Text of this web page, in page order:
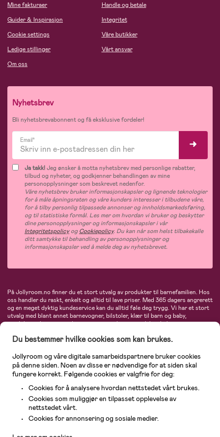
Mine fakturaer
Guider & Inspirasjon
Cookie settings
Ledige stillinger
Om oss
Handle og betale
Integritet
Våre butikker
Vårt ansvar
Nyhetsbrev
Bli nyhetsbrevabonnent og få eksklusive fordeler!
Email*
Ja takk!Jeg ønsker å motta nyhetsbrev med personlige rabatter,
tilbud og nyheter, og godkjenner behandlingen av mine
personopplysninger som beskrevet nedenfor.
Våre nyhetsbrev bruker informasjonskapsler og lignende teknologier
for å måle åpningsraten og våre kunders interesser i tilbudene våre,
for å tilby personlig tilpassede annonser og innholdsmarkedsføring,
og til statistiske formål. Les mer om hvordan vi bruker og beskytter
dine personopplysninger og informasjonskapsler i vår
IntegritetspolicyogCookiepolicy. Du kan når som helst tilbakekalle
ditt samtykke til behandling av personopplysninger og
informasjonskapsler ved å melde deg av nyhetsbrevet.
På Jollyroom.no finner du et stort utvalg av produkter til barnefamilien. Hos
oss handler du raskt, enkelt og alltid til lave priser. Med 365 dagers angrerett
og en meget dyktig kundeservice kan du alltid føle deg trygg. Vi har et stort
utvalg med blant annet barnevogner, bilstoler, klær til barn og baby,
produkter til mor, mengder av inspirerende interiør, leker, babyustyr og mye
Maxi-Cosi, Baby Jogger, BabyBjörn, Didriksons, KidKraft, Ergobaby, Philips
største nettbutikk for barn og baby!
Du bestemmer hvilke cookies som kan brukes.
Jollyroom og våre digitale samarbeidspartnere bruker cookies
på denne siden. Noen av disse er nødvendige for at siden skal
fungere korrekt. Følgende cookies er valgfrie for deg:
Cookies for å analysere hvordan nettstedet vårt brukes.
Cookies som muliggjør en tilpasset opplevelse av
nettstedet vårt.
Cookies for annonsering og sosiale medier.